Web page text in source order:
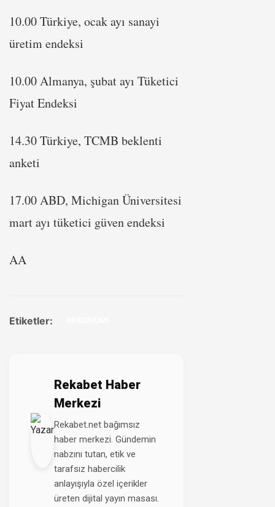
10.00 Türkiye, ocak ayı sanayi
üretim endeksi
10.00 Almanya, şubat ayı Tüketici
Fiyat Endeksi
14.30 Türkiye, TCMB beklenti
anketi
17.00 ABD, Michigan Üniversitesi
mart ayı tüketici güven endeksi
AA
Etiketler:
Rekabet Haber
Merkezi
Rekabet.net bağımsız
haber merkezi. Gündemin
nabzını tutan, etik ve
tarafsız habercilik
anlayışıyla özel içerikler
üreten dijital yayın masası.